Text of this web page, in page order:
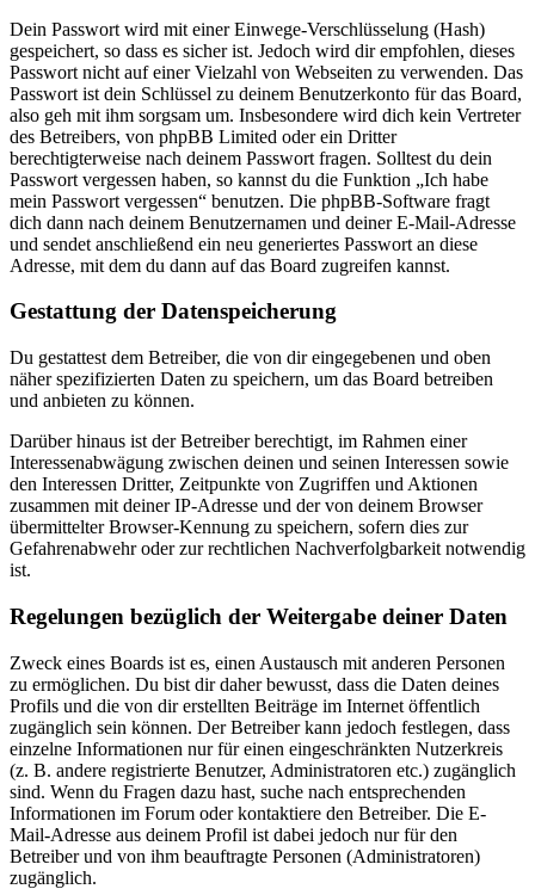
Dein Passwort wird mit einer Einwege-Verschlüsselung (Hash)
gespeichert, so dass es sicher ist. Jedoch wird dir empfohlen, dieses
Passwort nicht auf einer Vielzahl von Webseiten zu verwenden. Das
Passwort ist dein Schlüssel zu deinem Benutzerkonto für das Board,
also geh mit ihm sorgsam um. Insbesondere wird dich kein Vertreter
des Betreibers, von phpBB Limited oder ein Dritter
berechtigterweise nach deinem Passwort fragen. Solltest du dein
Passwort vergessen haben, so kannst du die Funktion „Ich habe
mein Passwort vergessen“ benutzen. Die phpBB-Software fragt
dich dann nach deinem Benutzernamen und deiner E-Mail-Adresse
und sendet anschließend ein neu generiertes Passwort an diese
Adresse, mit dem du dann auf das Board zugreifen kannst.
Gestattung der Datenspeicherung
Du gestattest dem Betreiber, die von dir eingegebenen und oben
näher spezifizierten Daten zu speichern, um das Board betreiben
und anbieten zu können.
Darüber hinaus ist der Betreiber berechtigt, im Rahmen einer
Interessenabwägung zwischen deinen und seinen Interessen sowie
den Interessen Dritter, Zeitpunkte von Zugriffen und Aktionen
zusammen mit deiner IP-Adresse und der von deinem Browser
übermittelter Browser-Kennung zu speichern, sofern dies zur
Gefahrenabwehr oder zur rechtlichen Nachverfolgbarkeit notwendig
ist.
Regelungen bezüglich der Weitergabe deiner Daten
Zweck eines Boards ist es, einen Austausch mit anderen Personen
zu ermöglichen. Du bist dir daher bewusst, dass die Daten deines
Profils und die von dir erstellten Beiträge im Internet öffentlich
zugänglich sein können. Der Betreiber kann jedoch festlegen, dass
einzelne Informationen nur für einen eingeschränkten Nutzerkreis
(z. B. andere registrierte Benutzer, Administratoren etc.) zugänglich
sind. Wenn du Fragen dazu hast, suche nach entsprechenden
Informationen im Forum oder kontaktiere den Betreiber. Die E-
Mail-Adresse aus deinem Profil ist dabei jedoch nur für den
Betreiber und von ihm beauftragte Personen (Administratoren)
zugänglich.